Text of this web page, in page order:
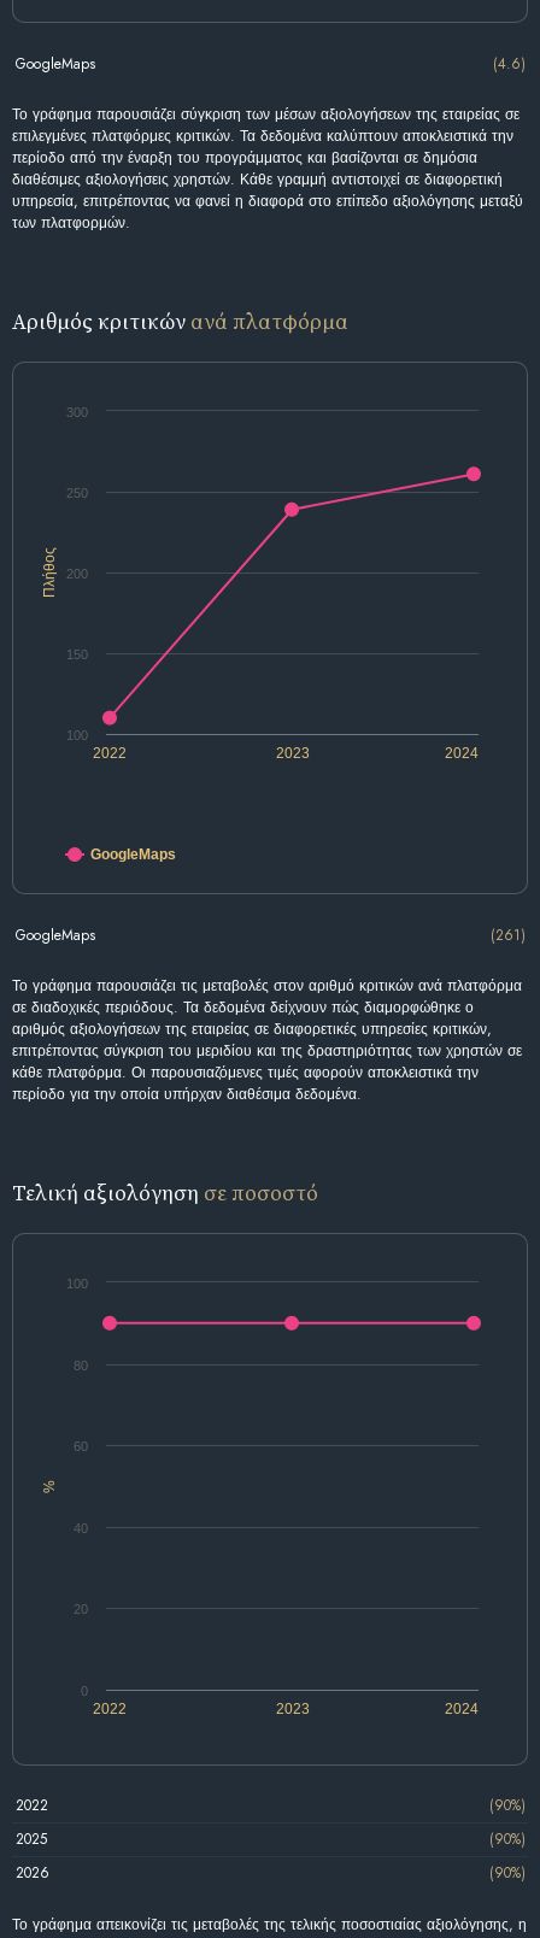
GoogleMaps (4.6)
Το γράφημα παρουσιάζει σύγκριση των μέσων αξιολογήσεων της εταιρείας σε
επιλεγμένες πλατφόρμες κριτικών. Τα δεδομένα καλύπτουν αποκλειστικά την
περίοδο από την έναρξη του προγράμματος και βασίζονται σε δημόσια
διαθέσιμες αξιολογήσεις χρηστών. Κάθε γραμμή αντιστοιχεί σε διαφορετική
υπηρεσία, επιτρέποντας να φανεί η διαφορά στο επίπεδο αξιολόγησης μεταξύ
των πλατφορμών.
Αριθμός κριτικών ανά πλατφόρμα
Πλήθος
2022 2023 2024
100
150
200
250
300
GoogleMaps
GoogleMaps (261)
Το γράφημα παρουσιάζει τις μεταβολές στον αριθμό κριτικών ανά πλατφόρμα
σε διαδοχικές περιόδους. Τα δεδομένα δείχνουν πώς διαμορφώθηκε ο
αριθμός αξιολογήσεων της εταιρείας σε διαφορετικές υπηρεσίες κριτικών,
επιτρέποντας σύγκριση του μεριδίου και της δραστηριότητας των χρηστών σε
κάθε πλατφόρμα. Οι παρουσιαζόμενες τιμές αφορούν αποκλειστικά την
περίοδο για την οποία υπήρχαν διαθέσιμα δεδομένα.
Τελική αξιολόγηση σε ποσοστό
%
2022 2023 2024
0
20
40
60
80
100
2022
(90%)
2025
(90%)
2026
(90%)
Το γράφημα απεικονίζει τις μεταβολές της τελικής ποσοστιαίας αξιολόγησης, η